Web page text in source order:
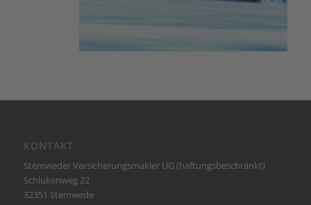
KONTAKT
Stemweder Versicherungsmakler UG (haftungsbeschränkt)
Schlukenweg 22
32351 Stemwede